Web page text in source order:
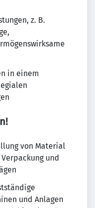
z. B.
in einem
von Material
und
und Anlagen